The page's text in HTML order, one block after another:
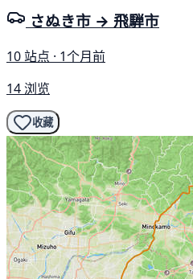
さぬき市 → 飛騨市
10 站点 · 1个月前
14 浏览
收藏